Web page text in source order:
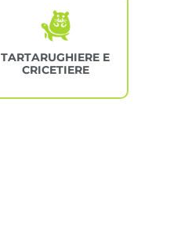
TARTARUGHIERE E
CRICETIERE